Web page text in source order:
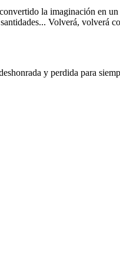
la imaginación en
Volverá, volverá
y perdida para